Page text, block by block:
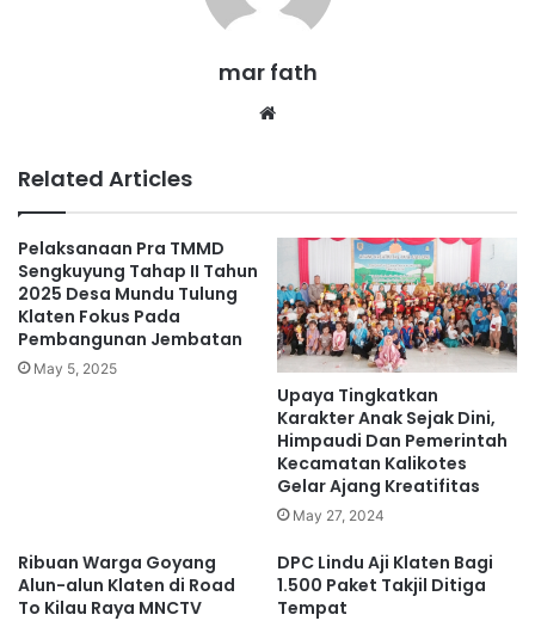
mar fath
Related Articles
Pelaksanaan Pra TMMD
Sengkuyung Tahap II Tahun
2025 Desa Mundu Tulung
Klaten Fokus Pada
Pembangunan Jembatan
May 5, 2025
Upaya Tingkatkan
Karakter Anak Sejak Dini,
Himpaudi Dan Pemerintah
Kecamatan Kalikotes
Gelar Ajang Kreatifitas
May 27, 2024
Ribuan Warga Goyang
Alun-alun Klaten di Road
To Kilau Raya MNCTV
DPC Lindu Aji Klaten Bagi
1.500 Paket Takjil Ditiga
Tempat